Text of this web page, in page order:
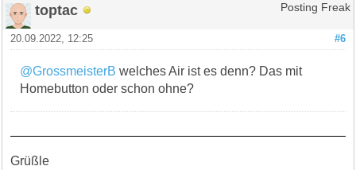
toptac Posting Freak
#6
20.09.2022, 12:25
@GrossmeisterB welches Air ist es denn? Das mit
Homebutton oder schon ohne?
Grüßle